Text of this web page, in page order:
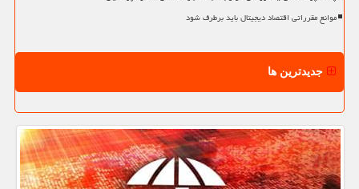
موانع مقرراتی اقتصاد دیجیتال باید برطرف شود
جدیدترین ها